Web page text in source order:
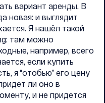
вариант аренды. В
новая: и выглядит
Я нашёл такой
там можно
например, всего
если купить
я “отобью” его цену
ли оно в
и не придется